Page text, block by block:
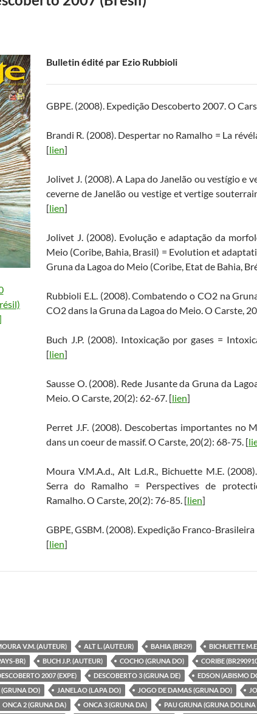
Bulletin édité par Ezio Rubbioli
GBPE. (2008). Expedição Descoberto 2007. O
Brandi R. (2008). Despertar no Ramalho = La
[lien]
Jolivet J. (2008). A Lapa do Janelão ou vestígio e
ceverne de Janelão ou vestige et vertige
[lien]
Jolivet J. (2008). Evolução e adaptação da
Meio (Coribe, Bahia, Brasil) = Evolution et
Gruna da Lagoa do Meio (Coribe, Etat de Bahia,
Rubbioli E.L. (2008). Combatendo o CO2 na
CO2 dans la Gruna da Lagoa do Meio. O Carste,
Buch J.P. (2008). Intoxicação por gases =
[lien]
Sausse O. (2008). Rede Jusante da Gruna da
Meio. O Carste, 20(2): 62-67. [lien]
Perret J.F. (2008). Descobertas importantes no
dans un coeur de massif. O Carste, 20(2): 68-75. [
Moura V.M.A.d., Alt L.d.R., Bichuette M.E.
Serra do Ramalho = Perspectives de
Ramalho. O Carste, 20(2): 76-85. [lien]
GBPE, GSBM. (2008). Expedição Franco-
[lien]
V.M. (AUTEUR) ALT L. (AUTEUR) BAHIA (BR29) BICHUETTE
BR) BUCH J.P. (AUTEUR) COCHO (GRUNA DO) CORIBE
2007 (EXPE) DESCOBERTO 3 (GRUNA DE) EDSON (ABISMO
DO) JANELAO (LAPA DO) JOGO DE DAMAS (GRUNA DO)
ONCA 2 (GRUNA DA) ONCA 3 (GRUNA DA) PAU GRUNA (GRUNA DOLINA